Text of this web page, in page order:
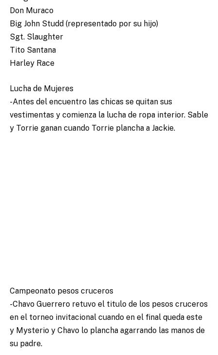
Don Muraco
Big John Studd (representado por su hijo)
Sgt. Slaughter
Tito Santana
Harley Race
Lucha de Mujeres
-Antes del encuentro las chicas se quitan sus
vestimentas y comienza la lucha de ropa interior. Sable
y Torrie ganan cuando Torrie plancha a Jackie.
Campeonato pesos cruceros
-Chavo Guerrero retuvo el titulo de los pesos cruceros
en el torneo invitacional cuando en el final queda este
y Mysterio y Chavo lo plancha agarrando las manos de
su padre.